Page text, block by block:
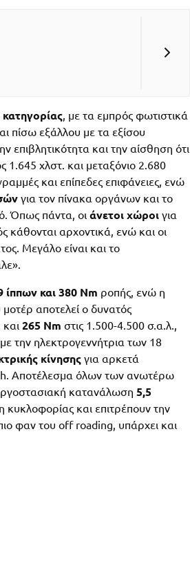
, με τα εμπρός φωτιστικά
πίσω εξάλλου με τα εξίσου
και την αίσθηση ότι
1.645 χλστ. και μεταξόνιο 2.680
και επίπεδες επιφάνειες, ενώ
για τον πίνακα οργάνων και το
Όπως πάντα, οι άνετοι χώροι για
κάθονται αρχοντικά, ενώ και οι
Μεγάλο είναι και το
ίππων και 380 Nm ροπής, ενώ η
αποτελεί ο δυνατός
και 265 Nm στις 1.500-4.500 σ.α.λ.,
την ηλεκτρογεννήτρια των 18
κίνησης για αρκετά
Αποτέλεσμα όλων των ανωτέρω
κατανάλωση 5,5
και επιτρέπουν την
φαν του off roading, υπάρχει και